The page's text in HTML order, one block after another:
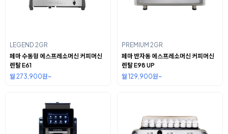
LEGEND 2GR
페마 수동형 에스프레소머신 커피머신
렌탈 E61
월 273,900원~
PREMIUM 2GR
페마 반자동 에스프레소머신 커피머신
렌탈 E98 UP
월 129,900원~